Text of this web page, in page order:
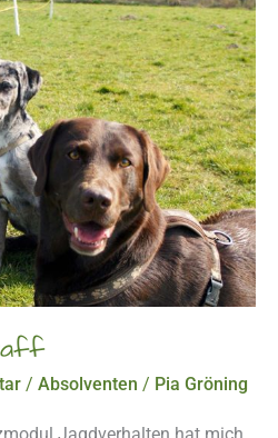
/ Absolventen / Pia Gröning